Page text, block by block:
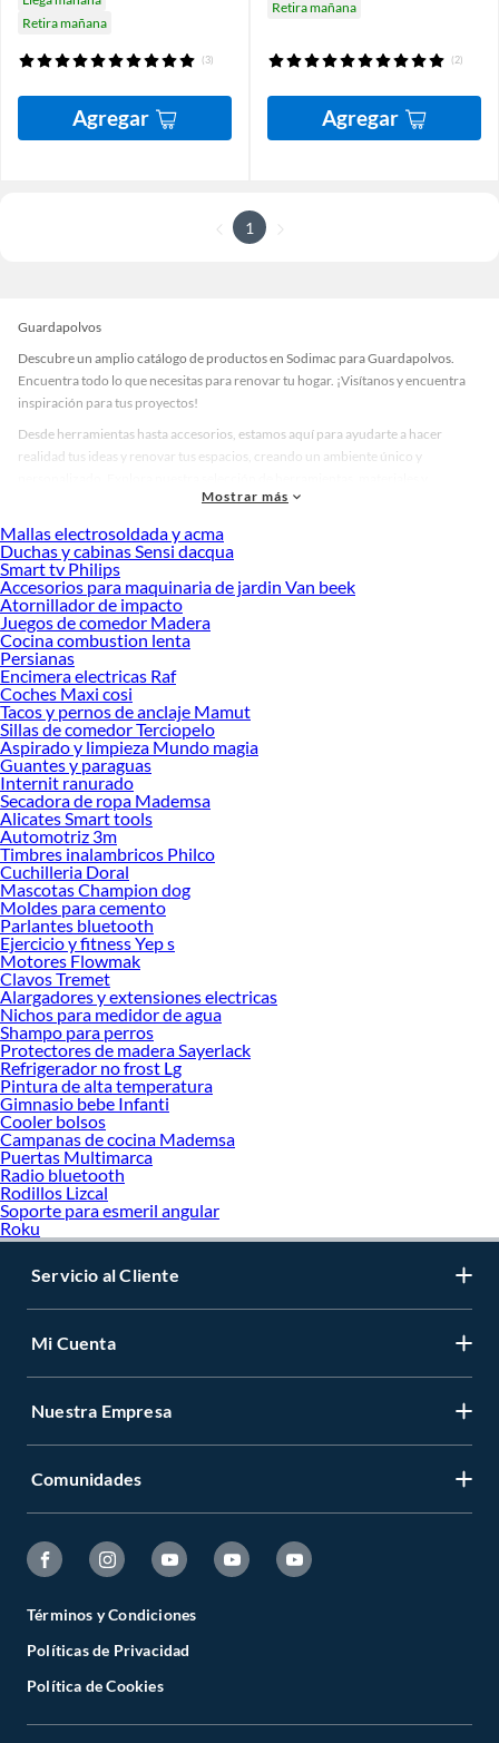
Retira mañana
(3)
Agregar
Retira mañana
(2)
Agregar
1
Guardapolvos
Descubre un amplio catálogo de productos en Sodimac para Guardapolvos.
Encuentra todo lo que necesitas para renovar tu hogar. ¡Visítanos y encuentra
inspiración para tus proyectos!
Desde herramientas hasta accesorios, estamos aquí para ayudarte a hacer
realidad tus ideas y renovar tus espacios, creando un ambiente único y
accesorios de calidad que te ayudarán a crear un espacio más tú.
Desde remodelaciones hasta proyectos de decoración, estamos aquí para hacer
tus ideas realidad. ¡Visítanos y encuentra todo lo que tenemos para ofrecerte en
Guardapolvos!
Explora la variedad de productos de Guardapolvos en Sodimac
Herramientas, materiales y accesorios de calidad para tus proyectos y
renovación de espacios. ¡Visítanos y descubre todo lo que tenemos para
ofrecerte!
Encuentra una amplia variedad de productos de Guardapolvos en Sodimac.
Encuentra todo lo necesario para tus proyectos de renovación y decoración.
¡Visítanos y haz tus ideas realidad!
Mostrar más
Mallas electrosoldada y acma
Duchas y cabinas Sensi dacqua
Smart tv Philips
Accesorios para maquinaria de jardin Van beek
Atornillador de impacto
Juegos de comedor Madera
Cocina combustion lenta
Persianas
Encimera electricas Raf
Coches Maxi cosi
Tacos y pernos de anclaje Mamut
Sillas de comedor Terciopelo
Aspirado y limpieza Mundo magia
Guantes y paraguas
Internit ranurado
Secadora de ropa Mademsa
Alicates Smart tools
Automotriz 3m
Timbres inalambricos Philco
Cuchilleria Doral
Mascotas Champion dog
Moldes para cemento
Parlantes bluetooth
Ejercicio y fitness Yep s
Motores Flowmak
Clavos Tremet
Alargadores y extensiones electricas
Nichos para medidor de agua
Shampo para perros
Protectores de madera Sayerlack
Refrigerador no frost Lg
Pintura de alta temperatura
Gimnasio bebe Infanti
Cooler bolsos
Campanas de cocina Mademsa
Puertas Multimarca
Radio bluetooth
Rodillos Lizcal
Soporte para esmeril angular
Roku
Servicio al Cliente
Mi Cuenta
Nuestra Empresa
Comunidades
Términos y Condiciones
Políticas de Privacidad
Política de Cookies